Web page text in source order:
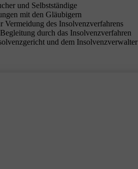
und Selbstständige
mit den Gläubigern
Vermeidung des Insolvenzverfahrens
durch das Insolvenzverfahren
und dem Insolvenzverwalter